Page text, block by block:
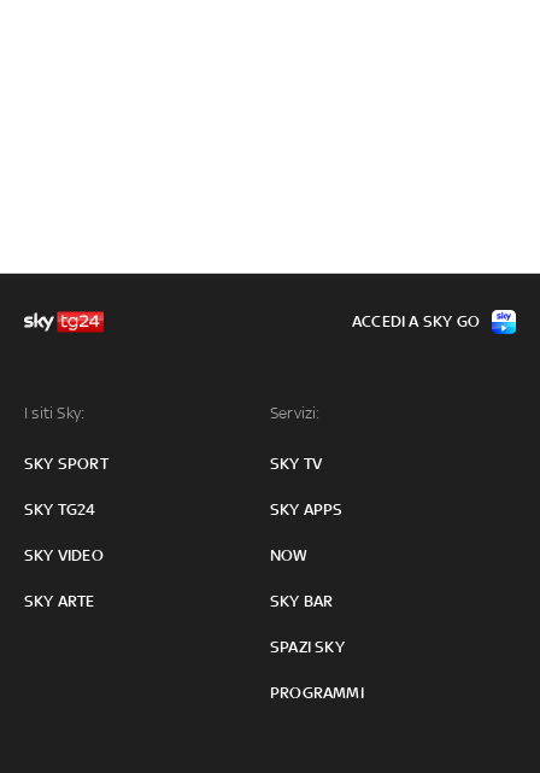
I siti Sky:
SKY SPORT
SKY TG24
SKY VIDEO
SKY ARTE
Servizi:
SKY TV
SKY APPS
NOW
SKY BAR
SPAZI SKY
PROGRAMMI
ACCEDI A SKY GO